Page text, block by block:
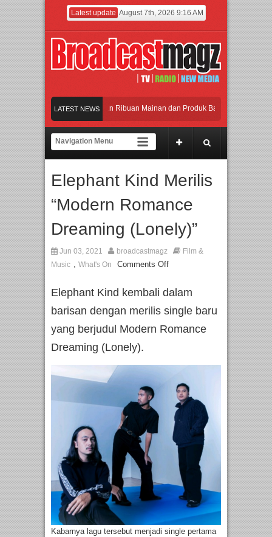
Latest update August 7th, 2026 9:16 AM
LATEST NEWS
Jakarta dengan Ribuan Mainan dan Produk Bayi dari Seluruh Dunia,
Gerbang Inovasi dan Peluang Bisnis Industri Gifts dan Housewares Asia
Perpaduan Warisan Dan Semangat Lokal, BIRKENSTOCK INDONESIA
Jakarta dengan Ribuan Mainan dan Produk Bayi dari Seluruh Dunia,
Elephant Kind Merilis
“Modern Romance
Dreaming (Lonely)”
Jun 03, 2021 broadcastmagz
Film &
Music , What's On Comments Off
Elephant Kind kembali dalam
barisan dengan merilis single baru
yang berjudul Modern Romance
Dreaming (Lonely).
Kabarnya lagu tersebut menjadi single pertama